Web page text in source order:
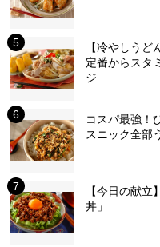
【冷やしうど
定番からスタ
ジ
コスパ最強！
スニック全部
【今日の献
丼」